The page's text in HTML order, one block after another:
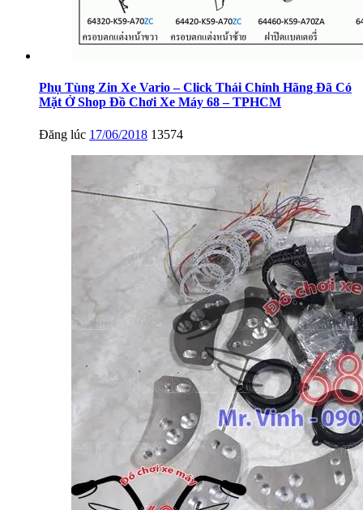
Phụ Tùng Zin Xe Vario – Click Thái Chính Hãng Đã Có
Mặt Ở Shop Đồ Chơi Xe Máy 68 – TPHCM
Đăng lúc 17/06/2018 13574